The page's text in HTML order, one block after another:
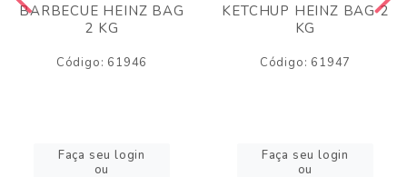
BARBECUE HEINZ BAG
2 KG
Código: 61946
Faça seu login
ou
KETCHUP HEINZ BAG 2
KG
Código: 61947
Faça seu login
ou